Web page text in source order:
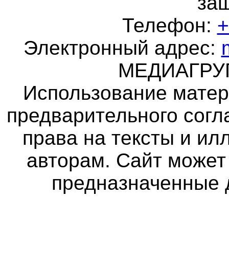
Телефон:
Электронный адрес:
Использование
предварительного
права на тексты и
авторам. Сайт